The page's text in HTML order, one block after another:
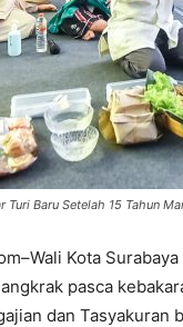
Turi Baru Setelah 15 Tahun
Kota
pasca
dan Tasyakuran